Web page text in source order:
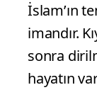
İslam’ın
imandır.
sonra
hayatın